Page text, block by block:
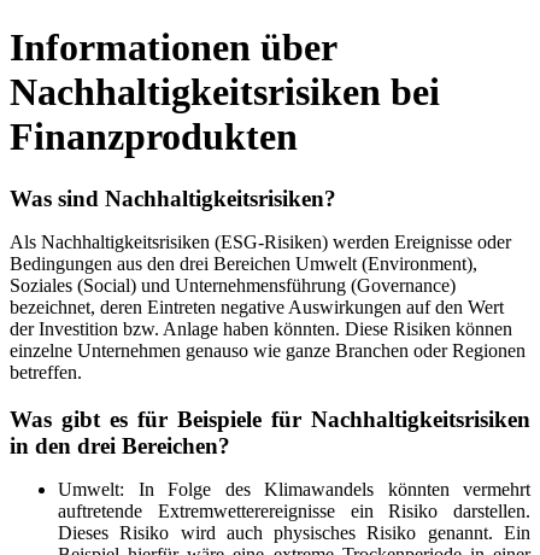
Informationen über
Nachhaltigkeitsrisiken bei
Finanzprodukten
Was sind Nachhaltigkeitsrisiken?
Als Nachhaltigkeitsrisiken (ESG-Risiken) werden Ereignisse oder
Bedingungen aus den drei Bereichen Umwelt (Environment),
Soziales (Social) und Unternehmensführung (Governance)
bezeichnet, deren Eintreten negative Auswirkungen auf den Wert
der Investition bzw. Anlage haben könnten. Diese Risiken können
einzelne Unternehmen genauso wie ganze Branchen oder Regionen
betreffen.
Was gibt es für Beispiele für Nachhaltigkeitsrisiken
in den drei Bereichen?
Umwelt: In Folge des Klimawandels könnten vermehrt
auftretende Extremwetterereignisse ein Risiko darstellen.
Dieses Risiko wird auch physisches Risiko genannt. Ein